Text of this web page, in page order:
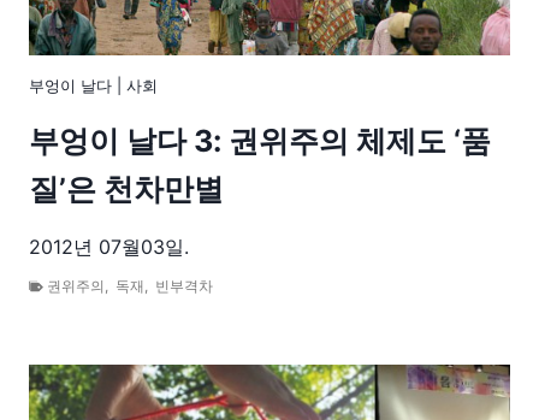
부엉이 날다 사회
부엉이 날다 3: 권위주의 체제도 ‘품
질’은 천차만별
2012년 07월03일.
권위주의 독재 빈부격차